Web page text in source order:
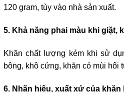
120 gram, tùy vào nhà sản xuất.
5. Khả năng phai màu khi giặt,
Khăn chất lượng kém khi sử
bông, khô cứng, khăn có mùi hôi
6. Nhãn hiệu, xuất xứ của khăn